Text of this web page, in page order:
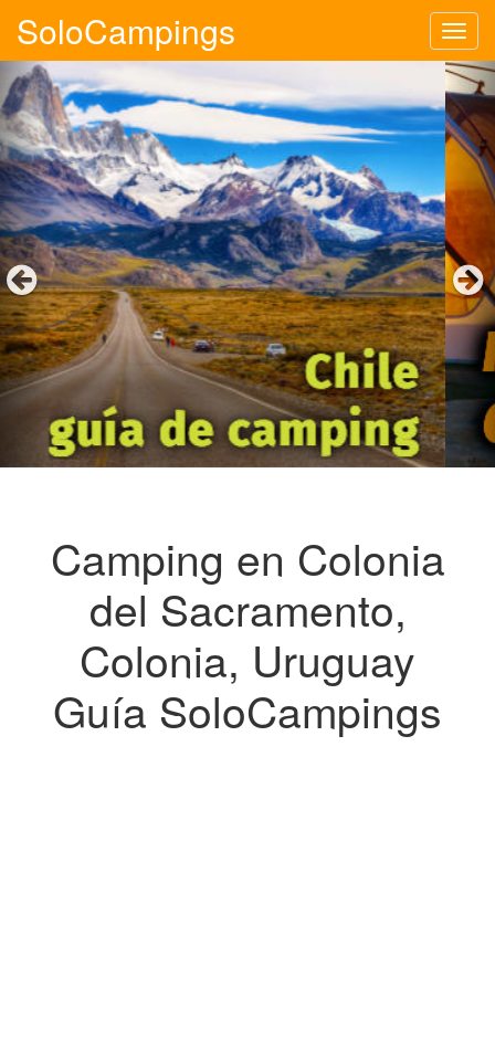
SoloCampings
Camping en Colonia
del Sacramento,
Colonia, Uruguay
Guía SoloCampings